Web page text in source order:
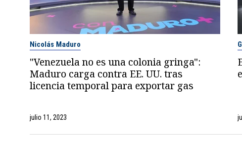
Nicolás Maduro
"Venezuela no es una colonia gringa":
Maduro carga contra EE. UU. tras
licencia temporal para exportar gas
julio 11, 2023